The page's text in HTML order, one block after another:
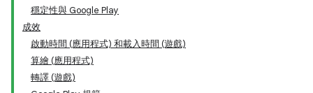
穩定性與 Google Play
成效
啟動時間 (應用程式) 和載入時間 (遊戲)
算繪 (應用程式)
轉譯 (遊戲)